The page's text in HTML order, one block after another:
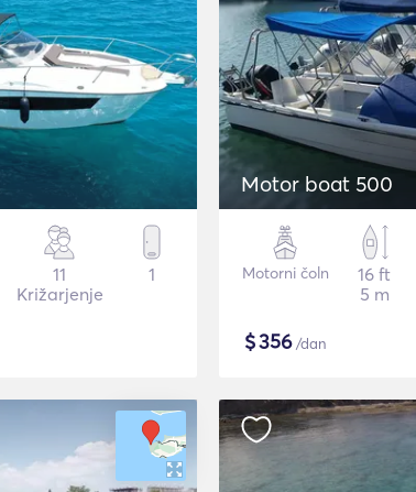
11
Križarjenje
1
Motor boat 500
Motorni čoln
16 ft
5 m
$356/dan